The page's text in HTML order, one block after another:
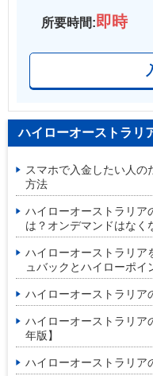
所要時間: 即時
ハイローオーストラリ
スマホで入金したい人の
方法
ハイローオーストラリア
は？オンデマンドはなく
ハイローオーストラリア
ュバックとハイローポイ
ハイローオーストラリア
ハイローオーストラリア
年版】
ハイローオーストラリア